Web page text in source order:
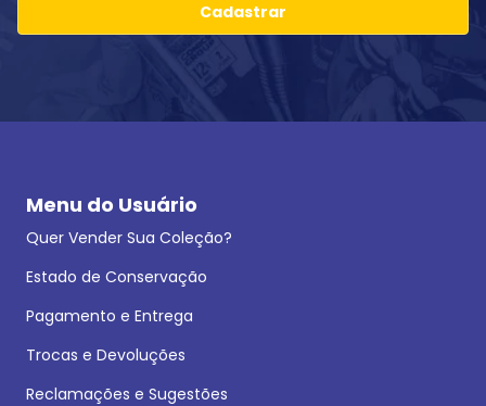
Cadastrar
Menu do Usuário
Quer Vender Sua Coleção?
Estado de Conservação
Pagamento e Entrega
Trocas e Devoluções
Reclamações e Sugestões